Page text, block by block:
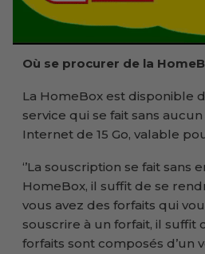
Où se procurer de la
La HomeBox est disponible
service qui se fait sans
Internet de 15 Go, valable
‘’La souscription se fait sans
HomeBox, il suffit de se
vous avez des forfaits qui
souscrire à un forfait, il suffit
forfaits sont composés d’un